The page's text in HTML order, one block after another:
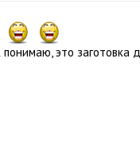
понимаю, это заготовка